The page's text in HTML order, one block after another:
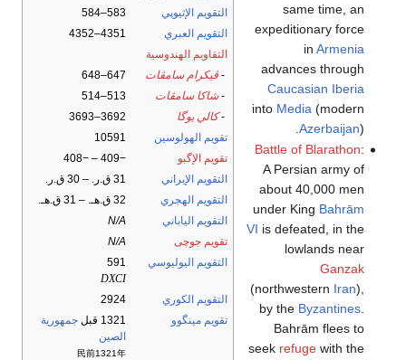
التقويم الإثيوپي
583–584
التقويم العبري
4351–4352
التقاويم الهندوسية
- ڤيكرام سامڤات
647–648
-شاكا سامڤات
513–514
-كالي يوگا
3692–3693
تقويم الهولوسين
10591
تقويم الإگبو
−409 – −408
التقويم الإيراني
31 ق.ر. – 30 ق.ر.
التقويم الهجري
32 ق.هـ. – 31 ق.هـ.
التقويم الياباني
N/A
تقويم جوچى
N/A
التقويم اليوليوسي
591
DXCI
التقويم الكوري
2924
تقويم مينگوو
1321 قبل
جمهورية
الصين
民前1321年
same time, an
expeditionary force
in Armenia
advances through
Caucasian Iberia
into Media (modern
Azerbaijan).
Battle of Blarathon:
A Persian army of
about 40,000 men
under King Bahrām
VI is defeated, in the
lowlands near
Ganzak
(northwestern Iran),
by the Byzantines.
Bahrām flees to
seek refugewith the